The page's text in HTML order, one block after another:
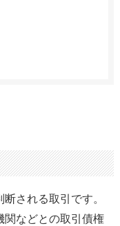
される取引です。
関などとの取引債権